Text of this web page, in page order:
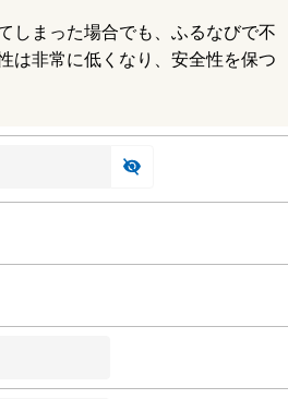
しまった場合でも、ふるなびで不
は非常に低くなり、安全性を保つ